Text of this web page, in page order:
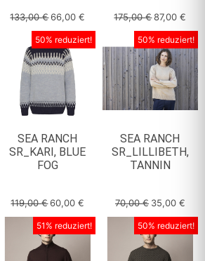
133,00€66,00€ 175,00€87,00€
50% reduziert!
SEA RANCH
SR_KARI, BLUE
FOG
119,00€60,00€
50% reduziert!
SEA RANCH
SR_LILLIBETH,
TANNIN
70,00€ 35,00 €
51% reduziert! 50% reduziert!